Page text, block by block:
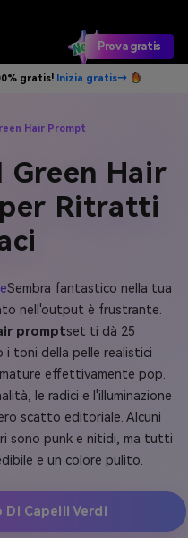
Prova gratis
gratis! Inizia gratis→
Hair Prompt
Green Hair
Ritratti
Sembra fantastico nella tua
nell'output è frustrante.
promptset ti dà 25
i toni della pelle realistici
effettivamente pop.
le radici e l'illuminazione
scatto editoriale. Alcuni
sono punk e nitidi, ma tutti
e un colore pulito.
Capelli Verdi